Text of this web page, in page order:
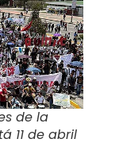
de la
11 de abril